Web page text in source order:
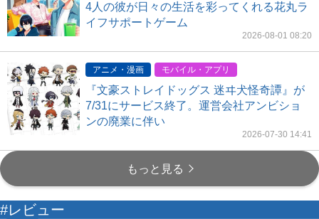
4人の彼が日々の生活を彩ってくれる花丸ラ
イフサポートゲーム
2026-08-01 08:20
アニメ・漫画 モバイル・アプリ
『文豪ストレイドッグス 迷ヰ犬怪奇譚』が
7/31にサービス終了。運営会社アンビショ
ンの廃業に伴い
2026-07-30 14:41
もっと見る
#レビュー